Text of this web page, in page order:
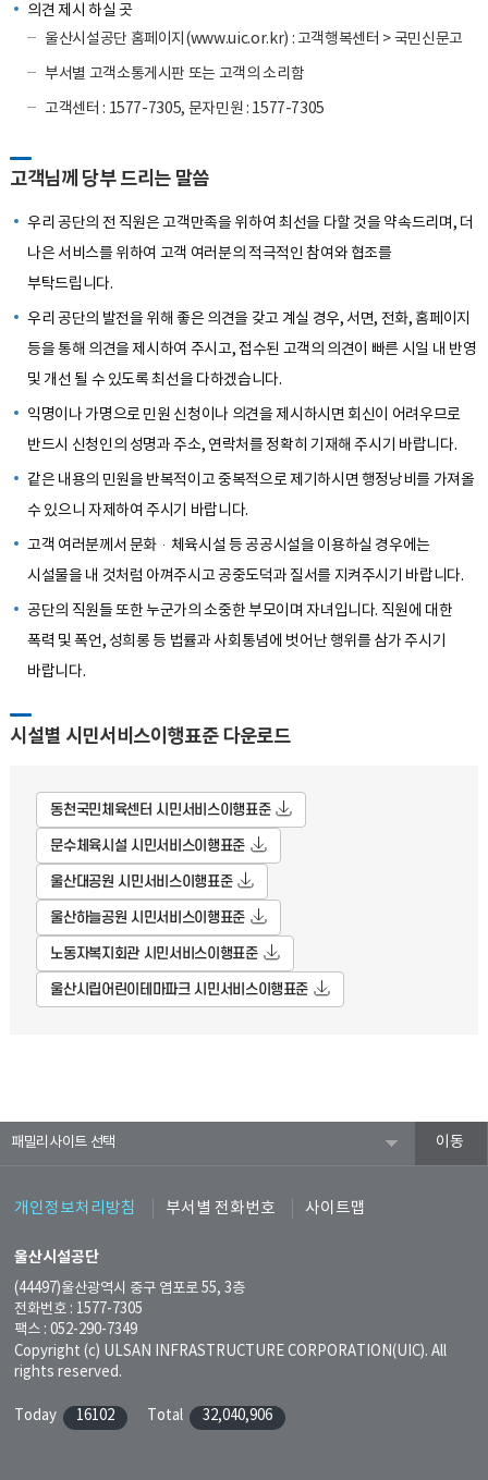
의견 제시 하실 곳
울산시설공단 홈페이지(www.uic.or.kr) : 고객행복센터 > 국민신문고
부서별 고객소통게시판 또는 고객의 소리함
고객센터 : 1577-7305, 문자민원 : 1577-7305
고객님께 당부 드리는 말씀
우리 공단의 전 직원은 고객만족을 위하여 최선을 다할 것을 약속드리며, 더
나은 서비스를 위하여 고객 여러분의 적극적인 참여와 협조를
부탁드립니다.
우리 공단의 발전을 위해 좋은 의견을 갖고 계실 경우, 서면, 전화, 홈페이지
등을 통해 의견을 제시하여 주시고, 접수된 고객의 의견이 빠른 시일 내 반영
및 개선 될 수 있도록 최선을 다하겠습니다.
익명이나 가명으로 민원 신청이나 의견을 제시하시면 회신이 어려우므로
반드시 신청인의 성명과 주소, 연락처를 정확히 기재해 주시기 바랍니다.
같은 내용의 민원을 반복적이고 중복적으로 제기하시면 행정낭비를 가져올
수 있으니 자제하여 주시기 바랍니다.
고객 여러분께서 문화·체육시설 등 공공시설을 이용하실 경우에는
시설물을 내 것처럼 아껴주시고 공중도덕과 질서를 지켜주시기 바랍니다.
공단의 직원들 또한 누군가의 소중한 부모이며 자녀입니다. 직원에 대한
폭력 및 폭언, 성희롱 등 법률과 사회통념에 벗어난 행위를 삼가 주시기
바랍니다.
시설별 시민서비스이행표준 다운로드
동천국민체육센터 시민서비스이행표준
문수체육시설 시민서비스이행표준
울산대공원 시민서비스이행표준
울산하늘공원 시민서비스이행표준
노동자복지회관 시민서비스이행표준
울산시립어린이테마파크 시민서비스이행표준
패밀리사이트
개인정보처리방침 부서별 전화번호 사이트맵
울산시설공단
(44497)울산광역시 중구 염포로 55, 3층
전화번호 : 1577-7305
팩스 : 052-290-7349
Copyright (c) ULSAN INFRASTRUCTURE CORPORATION(UIC). All
rights reserved.
Today 16102 Total 32,040,906